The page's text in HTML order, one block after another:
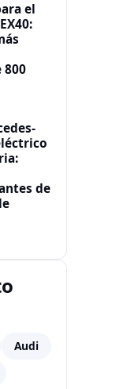
el
800
de
Audi